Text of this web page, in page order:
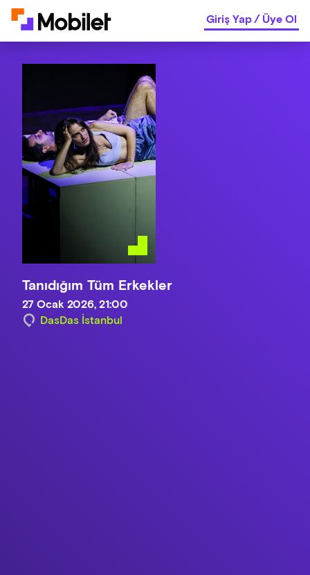
Giriş Yap/Üye Ol
Tanıdığım Tüm Erkekler
27 Ocak 2026, 21:00
DasDas İstanbul